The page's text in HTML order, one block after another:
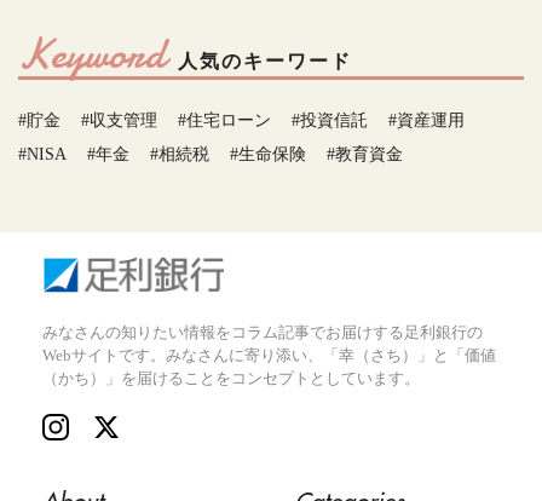
Keyword 人気のキーワード
#貯金 #収支管理 #住宅ローン #投資信託
#資産運用
#NISA
#年金 #相続税 #生命保険 #教育資金
みなさんの知りたい情報をコラム記事でお届けする足利銀行の
Webサイトです。みなさんに寄り添い、「幸（さち）」と「価値
（かち）」を届けることをコンセプトとしています。